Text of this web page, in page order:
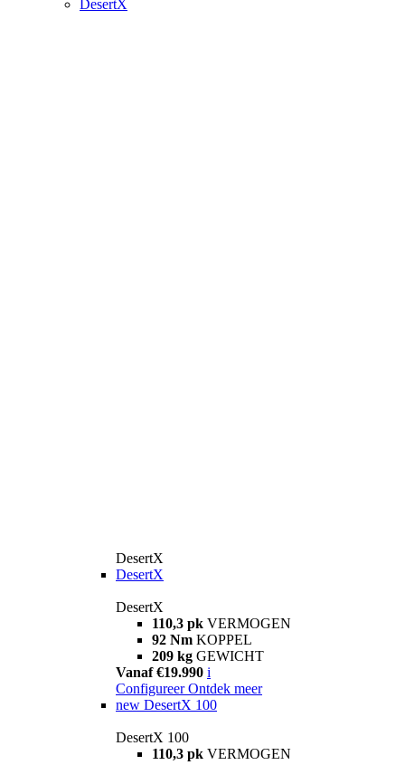
DesertX
DesertX
DesertX
DesertX
110,3 pk VERMOGEN
92 Nm KOPPEL
209 kg GEWICHT
Vanaf €19.990 i
Configureer Ontdek meer
new DesertX 100
DesertX 100
110,3 pk VERMOGEN